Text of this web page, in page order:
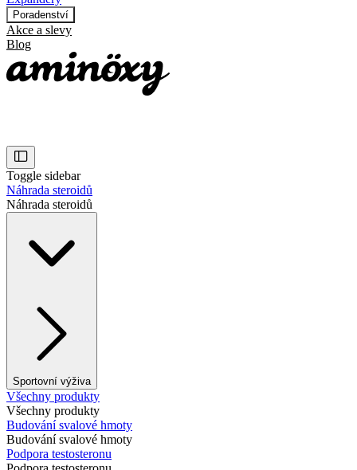
Poradenství
Akce a slevy
Blog
Toggle sidebar
Náhrada steroidů
Náhrada steroidů
Sportovní výživa
Všechny produkty
Všechny produkty
Budování svalové hmoty
Budování svalové hmoty
Podpora testosteronu